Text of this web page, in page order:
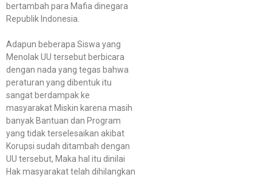
bertambah para Mafia dinegara
Republik Indonesia.
Adapun beberapa Siswa yang
Menolak UU tersebut berbicara
dengan nada yang tegas bahwa
peraturan yang dibentuk itu
sangat berdampak ke
masyarakat Miskin karena masih
banyak Bantuan dan Program
yang tidak terselesaikan akibat
Korupsi sudah ditambah dengan
UU tersebut, Maka hal itu dinilai
Hak masyarakat telah dihilangkan